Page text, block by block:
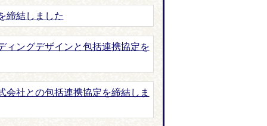
締結しました
ィングデザインと包括連携協定を
会社との包括連携協定を締結しま